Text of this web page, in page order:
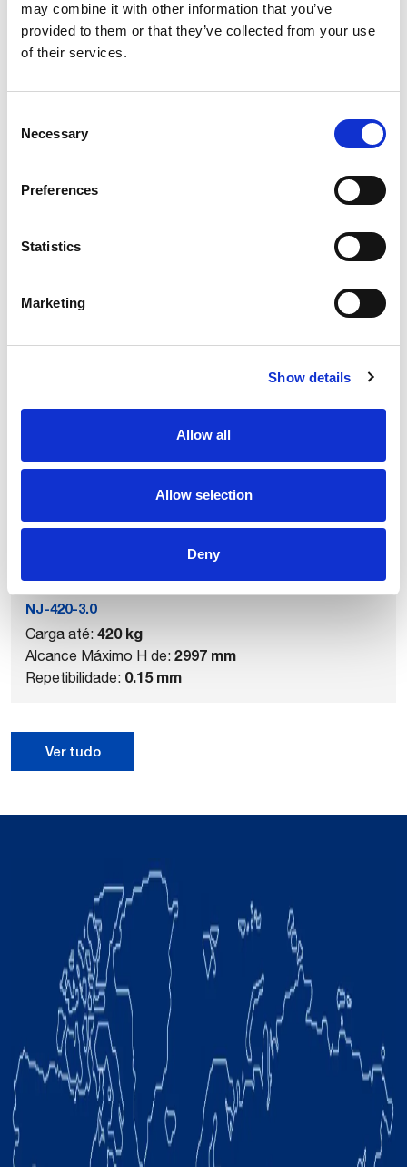
may combine it with other information that you’ve
provided to them or that they’ve collected from your use
of their services.
Selection
Necessary
Preferences
Statistics
Marketing
Show details
Allow all
Allow selection
Deny
Produtos relacionados
NJ-420-3.0
Carga até: 420 kg
Alcance Máximo H de: 2997 mm
Repetibilidade: 0.15 mm
Ver tudo